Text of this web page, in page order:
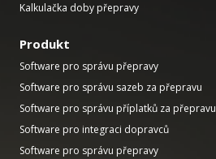
Kalkulačka doby přepravy
Produkt
Software pro správu přepravy
Software pro správu sazeb za přepravu
Software pro správu příplatků za přepravu
Software pro integraci dopravců
Software pro správu přepravy